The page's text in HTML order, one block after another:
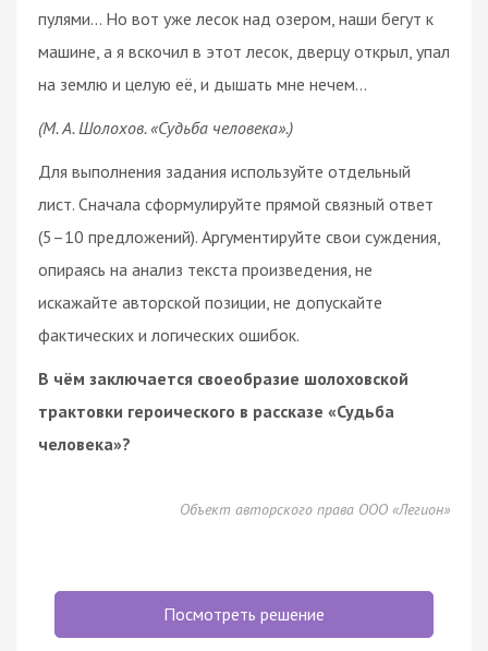
пулями… Но вот уже лесок над озером, наши бегут к
машине, а я вскочил в этот лесок, дверцу открыл, упал
на землю и целую её, и дышать мне нечем…
(М. А. Шолохов. «Судьба человека».)
Для выполнения задания используйте отдельный
лист. Сначала сформулируйте прямой связный ответ
(5–10 предложений). Аргументируйте свои суждения,
опираясь на анализ текста произведения, не
искажайте авторской позиции, не допускайте
фактических и логических ошибок.
В чём заключается своеобразие шолоховской
трактовки героического в рассказе «Судьба
человека»?
Объект авторского права ООО «Легион»
Посмотреть решение